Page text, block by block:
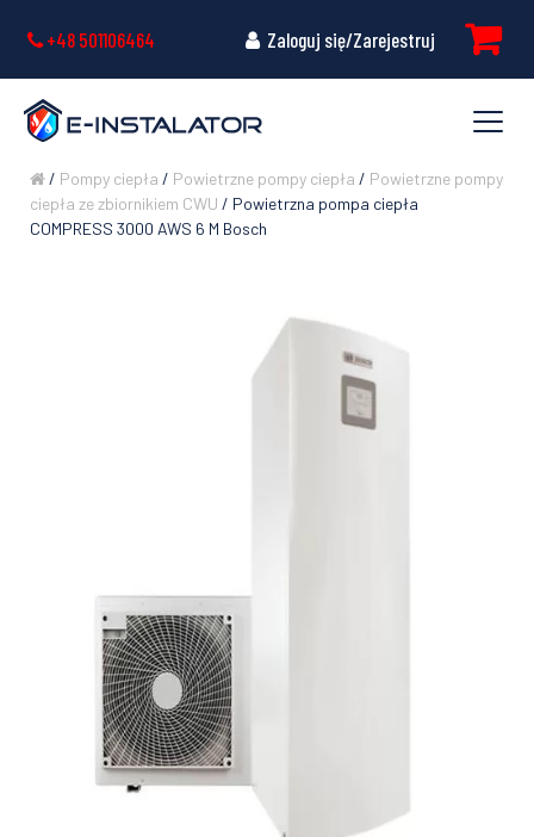
+48 501106464 Zaloguj się/Zarejestruj
/ Pompy ciepła / Powietrzne pompy ciepła / Powietrzne pompy
ciepła ze zbiornikiem CWU / Powietrzna pompa ciepła
COMPRESS 3000 AWS 6 M Bosch